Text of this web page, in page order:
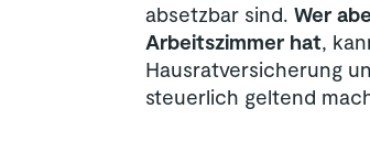
absetzbar sind. Wer
Arbeitszimmer hat,
Hausratversicherung
steuerlich geltend